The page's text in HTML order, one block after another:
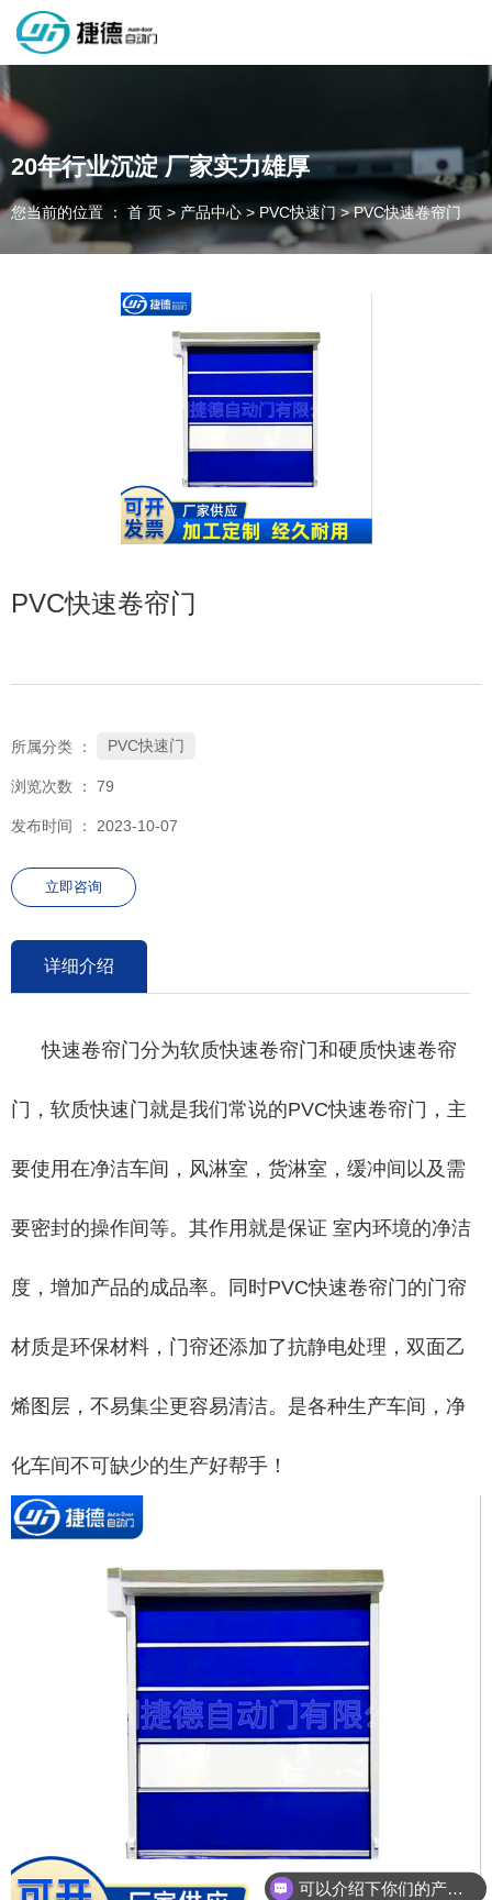
制作销售和安装的企业，欢迎咨询！
为客户量身定制独属于您的工业门 快速门
一件起订、源头厂家、精准交货
137 1539 9878
20年行业沉淀 厂家实力雄厚
您当前的位置 ： 首 页 > 产品中心 > PVC快速门 >PVC快速卷帘门
PVC快速卷帘门
所属分类 ： PVC快速门
浏览次数 ： 79
发布时间 ： 2023-10-07
立即咨询
详细介绍
快速卷帘门分为软质快速卷帘门和硬质快速卷帘
门，软质快速门就是我们常说的PVC快速卷帘门，主
要使用在净洁车间，风淋室，货淋室，缓冲间以及需
要密封的操作间等。其作用就是保证 室内环境的净洁
度，增加产品的成品率。同时PVC快速卷帘门的门帘
材质是环保材料，门帘还添加了抗静电处理，双面乙
烯图层，不易集尘更容易清洁。是各种生产车间，净
化车间不可缺少的生产好帮手！
可以介绍下你们的产品么